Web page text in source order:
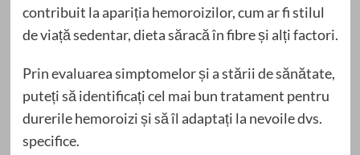
contribuit la apariția hemoroizilor, cum ar fi stilul
de viață sedentar, dieta săracă în fibre și alți factori.
Prin evaluarea simptomelor și a stării de sănătate,
puteți să identificați cel mai bun tratament pentru
durerile hemoroizi și să îl adaptați la nevoile dvs.
specifice.